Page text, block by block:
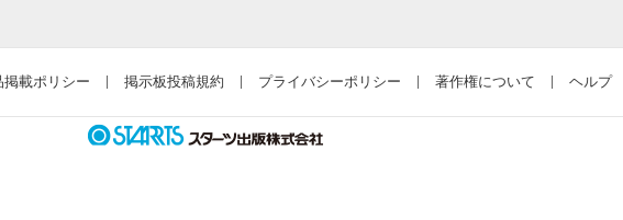
掲載ポリシー 掲示板投稿規約 プライバシーポリシー 著作権について ヘルプ